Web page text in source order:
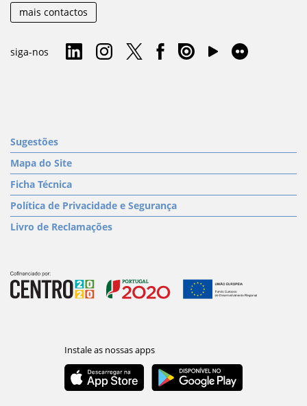
mais contactos
siga-nos
Sugestões
Mapa do Site
Ficha Técnica
Política de Privacidade e Segurança
Livro de Reclamações